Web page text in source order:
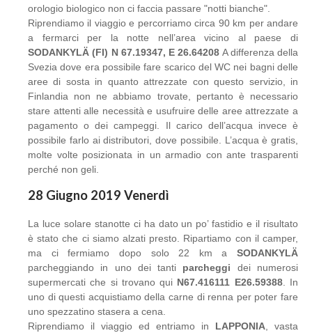
orologio biologico non ci faccia passare "notti bianche".
Riprendiamo il viaggio e percorriamo circa 90 km per andare
a fermarci per la notte nell’area vicino al paese di
SODANKYLÄ (FI) N 67.19347, E 26.64208 A differenza della
Svezia dove era possibile fare scarico del WC nei bagni delle
aree di sosta in quanto attrezzate con questo servizio, in
Finlandia non ne abbiamo trovate, pertanto è necessario
stare attenti alle necessità e usufruire delle aree attrezzate a
pagamento o dei campeggi. Il carico dell’acqua invece è
possibile farlo ai distributori, dove possibile. L’acqua è gratis,
molte volte posizionata in un armadio con ante trasparenti
perché non geli.
28 Giugno 2019 Venerdì
La luce solare stanotte ci ha dato un po’ fastidio e il risultato
è stato che ci siamo alzati presto. Ripartiamo con il camper,
ma ci fermiamo dopo solo 22 km a SODANKYLÄ
parcheggiando in uno dei tanti parcheggi dei numerosi
supermercati che si trovano qui N67.416111 E26.59388. In
uno di questi acquistiamo della carne di renna per poter fare
uno spezzatino stasera a cena.
Riprendiamo il viaggio ed entriamo in LAPPONIA , vasta